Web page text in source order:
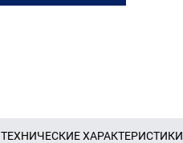
ТЕХНИЧЕСКИЕ ХАРАКТЕРИСТИКИ